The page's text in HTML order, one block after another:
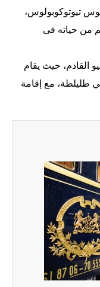
تيوتوكوبولوس،
من حياته فى
سلسلة المعارض هذه حتى 14 يونيو القادم، حيث يقام
طليلطة، مع إقامة